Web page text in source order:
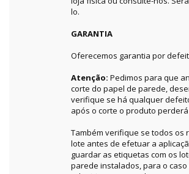
lo.
GARANTIA
Oferecemos garantia por
Atenção: Pedimos para que
corte do papel de parede,
verifique se há qualquer
após o corte o produto
Também verifique se todos os
lote antes de efetuar a
guardar as etiquetas com os
parede instalados, para o